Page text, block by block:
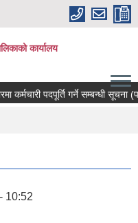
कार्यालय
कर्मचारी पदपूर्ति गर्ने सम्बन्धी सूचना
10:52